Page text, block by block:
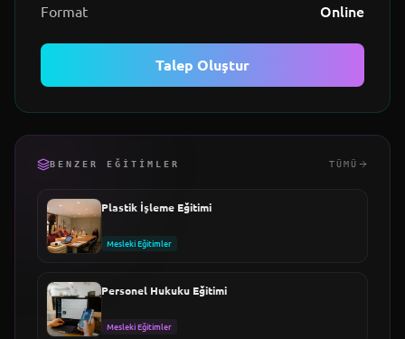
Format Online
Talep Oluştur
BENZER EĞITIMLER TÜMÜ
Plastik İşleme Eğitimi
Mesleki Eğitimler
Personel Hukuku Eğitimi
Mesleki Eğitimler